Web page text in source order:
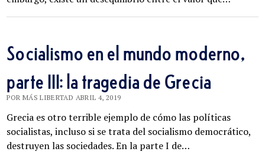
Socialismo en el mundo moderno,
parte III: la tragedia de Grecia
POR MÁS LIBERTAD ABRIL 4, 2019
Grecia es otro terrible ejemplo de cómo las políticas
socialistas, incluso si se trata del socialismo democrático,
destruyen las sociedades. En la parte I de…